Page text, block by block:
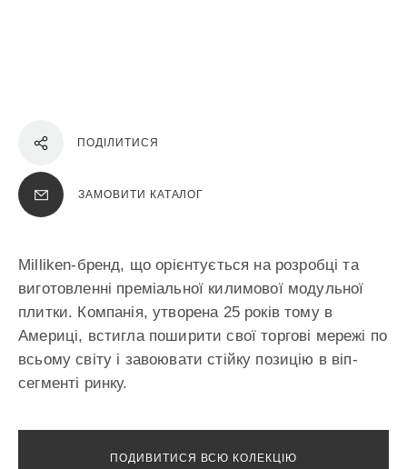
ПОДІЛИТИСЯ
ЗАМОВИТИ КАТАЛОГ
Milliken-бренд, що орієнтується на розробці та
виготовленні преміальної килимової модульної
плитки. Компанія, утворена 25 років тому в
Америці, встигла поширити свої торгові мережі по
всьому світу і завоювати стійку позицію в віп-
сегменті ринку.
ПОДИВИТИСЯ ВСЮ КОЛЕКЦІЮ